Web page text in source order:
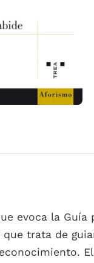
evoca la
trata de